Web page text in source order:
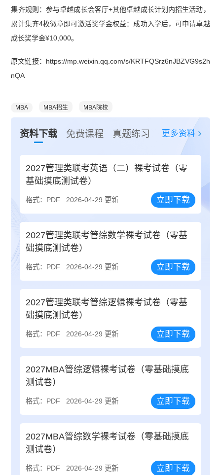
集齐规则：参与卓越成长会客厅+其他卓越成长计划内招生活动，
累计集齐4枚徽章即可激活奖学金权益：成功入学后，可申请卓越
成长奖学金¥10,000。
原文链接：https://mp.weixin.qq.com/s/KRTFQSrz6nJBZVG9s2h
nQA
MBA MBA招生 MBA院校
资料下载 免费课程 真题练习 更多资料
2027管理类联考英语（二）裸考试卷（零
基础摸底测试卷）
格式：PDF 2026-04-29 更新 立即下载
2027管理类联考管综数学裸考试卷（零基
础摸底测试卷）
格式：PDF 2026-04-29 更新 立即下载
2027管理类联考管综逻辑裸考试卷（零基
础摸底测试卷）
格式：PDF 2026-04-29 更新 立即下载
2027MBA管综逻辑裸考试卷（零基础摸底
测试卷）
格式：PDF 2026-04-29 更新 立即下载
2027MBA管综数学裸考试卷（零基础摸底
测试卷）
格式：PDF 2026-04-29 更新 立即下载